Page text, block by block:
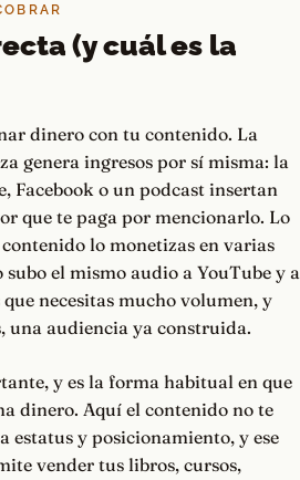
(y cuál es la
dinero con tu contenido. La
genera ingresos por sí misma: la
Facebook o un podcast insertan
que te paga por mencionarlo. Lo
lo monetizas en varias
el mismo audio a YouTube y a
necesitas mucho volumen, y
una audiencia ya construida.
y es la forma habitual en que
dinero. Aquí el contenido no te
estatus y posicionamiento, y ese
vender tus libros, cursos,